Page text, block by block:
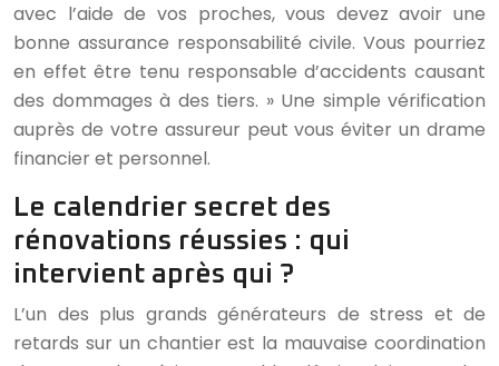
avec l’aide de vos proches, vous devez avoir une
bonne assurance responsabilité civile. Vous pourriez
en effet être tenu responsable d’accidents causant
des dommages à des tiers. » Une simple vérification
auprès de votre assureur peut vous éviter un drame
financier et personnel.
Le calendrier secret des
rénovations réussies : qui
intervient après qui ?
L’un des plus grands générateurs de stress et de
retards sur un chantier est la mauvaise coordination